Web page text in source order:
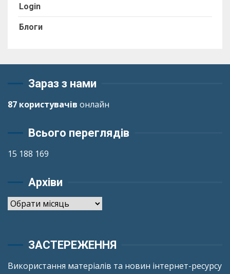
Login
Блоги
Зараз з нами
87 користувачів онлайн
Всього переглядів
15 188 169
Архіви
Архіви
ЗАСТЕРЕЖЕННЯ
Використання матеріалів та новин інтернет-ресурсу